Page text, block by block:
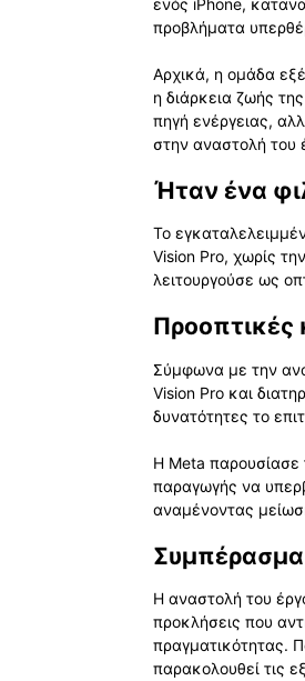
ενός iPhone,
προβλήματα
Αρχικά, η ομάδα
η διάρκεια ζωής
πηγή ενέργειας,
στην αναστολή του
Ήταν ένα
Το
Vision Pro, χωρίς
λειτουργούσε ως
Προοπτικές
Σύμφωνα με την
Vision Pro και
δυνατότητες το
Η Meta παρουσίασε
παραγωγής να
αναμένοντας
Συμπέρασμα
Η αναστολή του
προκλήσεις που
πραγματικότητας.
παρακολουθεί τις